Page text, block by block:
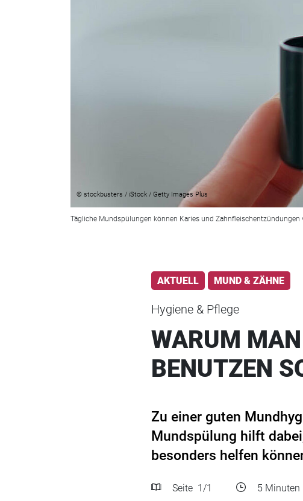
© stockbusters / iStock / Getty Images Plus
Tägliche Mundspülungen können Karies und Zahnfleischentzündungen
AKTUELL MUND & ZÄHNE
Hygiene & Pflege
WARUM
BENUTZEN
Zu einer guten
Mundspülung hilft
besonders helfen
Seite 1 /1 5 Minuten